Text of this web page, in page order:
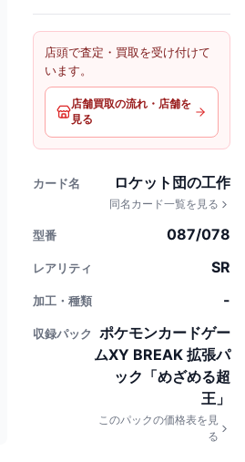
店頭で査定・買取を受け付けて
います。
店舗買取の流れ・店舗を
見る
カード名 ロケット団の工作
同名カード一覧を見る
型番 087/078
レアリティ SR
加工・種類 -
収録パック
ポケモンカードゲー
ムXY BREAK 拡張パ
ック「めざめる超
王」
このパックの価格表を見
る